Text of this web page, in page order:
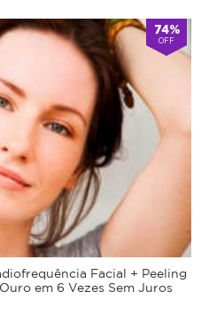
74%
OFF
Facial + Peeling
em 6 Vezes Sem Juros